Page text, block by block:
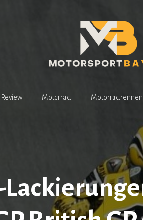
Review Motorrad Motorradrennen